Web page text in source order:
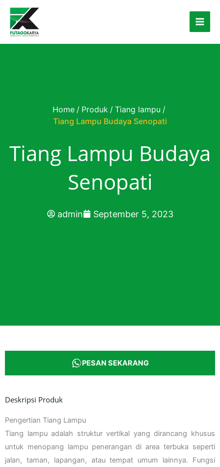
Skip to content
Home / Produk / Tiang lampu /
Tiang Lampu Budaya Senopati
Tiang Lampu Budaya
Senopati
admin September 5, 2023
PESAN SEKARANG
Deskripsi Produk
Pengertian Tiang Lampu
Tiang lampu adalah struktur vertikal yang dirancang khusus
untuk menopang lampu penerangan di area terbuka seperti
jalan, taman, lapangan, atau tempat umum lainnya. Fungsi